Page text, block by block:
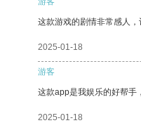
这款游戏的剧情非常感人，
2025-01-18
游客
这款app是我娱乐的好帮手
2025-01-18